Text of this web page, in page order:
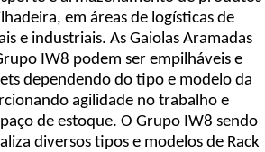
em áreas de logísticas de
e industriais. As Gaiolas Aramadas
IW8 podem ser empilháveis e
dependendo do tipo e modelo da
agilidade no trabalho e
de estoque. O Grupo IW8 sendo
diversos tipos e modelos de Rack